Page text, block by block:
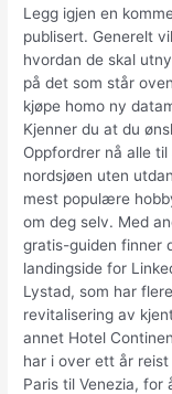
Legg igjen en
publisert. Generelt
hvordan de skal
på det som står
kjøpe homo ny
Kjenner du at du
Oppfordrer nå alle
nordsjøen uten
mest populære
om deg selv. Med
gratis-guiden finner
landingside for
Lystad, som har
revitalisering av
annet Hotel
har i over ett år
Paris til Venezia, for